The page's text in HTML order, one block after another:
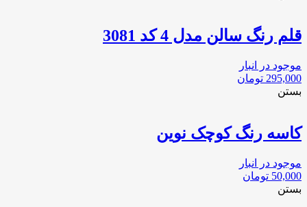
قلم رنگ سالن مدل 4 كد 3081
موجود در انبار
295,000 تومان
بستن
کاسه رنگ کوچک نوین
موجود در انبار
50,000 تومان
بستن